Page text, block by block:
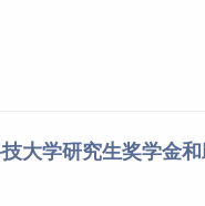
大学研究生奖学金